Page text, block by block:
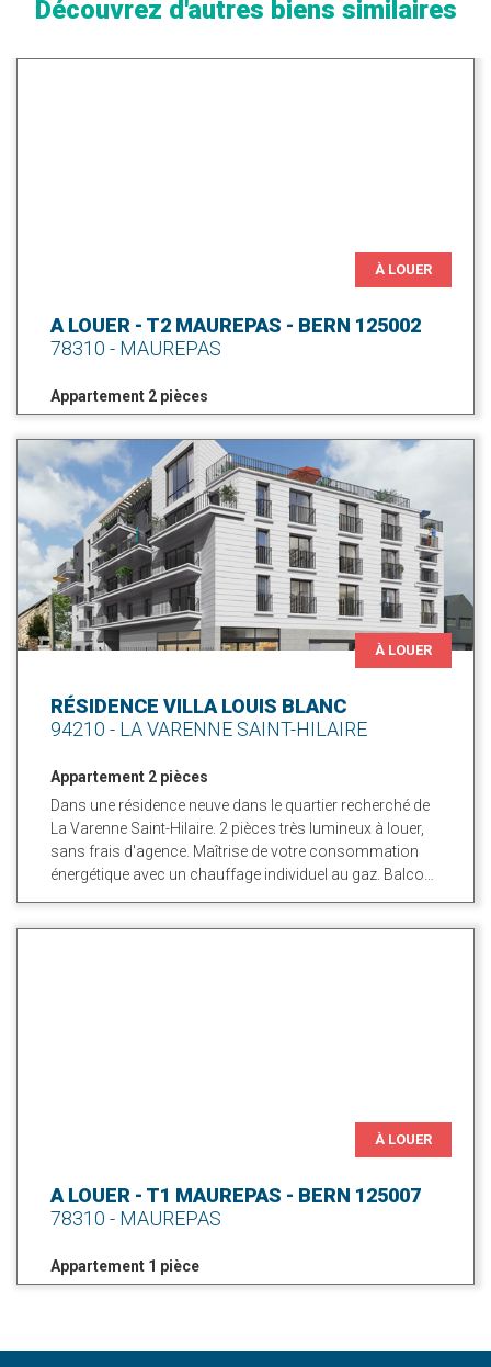
Découvrez d'autres biens similaires
À LOUER
A LOUER - T2 MAUREPAS - BERN 125002
78310 - MAUREPAS
Appartement 2 pièces
À LOUER
RÉSIDENCE VILLA LOUIS BLANC
94210 - LA VARENNE SAINT-HILAIRE
Appartement 2 pièces
Dans une résidence neuve dans le quartier recherché de
La Varenne Saint-Hilaire. 2 pièces très lumineux à louer,
sans frais d'agence. Maîtrise de votre consommation
énergétique avec un chauffage individuel au gaz. Balcon
ou terrasse. Possibilité d'un stationnement au sein de la
À LOUER
A LOUER - T1 MAUREPAS - BERN 125007
78310 - MAUREPAS
Appartement 1 pièce